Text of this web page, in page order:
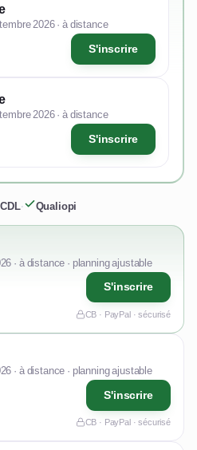
2026 · à distance
S'inscrire
2026 · à distance
S'inscrire
· Qualiopi
· à distance · planning ajustable
S'inscrire
CB · PayPal · sécurisé
· à distance · planning ajustable
S'inscrire
CB · PayPal · sécurisé